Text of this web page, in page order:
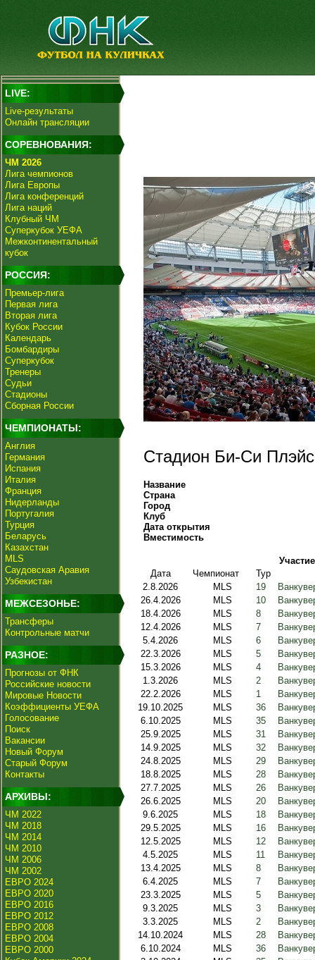
LIVE:
Live-результаты
Онлайн трансляции
СОРЕВНОВАНИЯ:
ЧМ 2026
Лига чемпионов
Лига Европы
Лига конференций
Лига наций
Клубный ЧМ
Суперкубок УЕФА
Межконтинентальный
кубок
РОССИЯ:
Премьер-лига
Первая лига
Вторая лига
Кубок России
Календарь
Бомбардиры
Суперкубок
Тренеры
Судьи
Стадионы
Сборная России
ЧЕМПИОНАТЫ:
Англия
Германия
Испания
Италия
Франция
Нидерланды
Португалия
Турция
Беларусь
Казахстан
MLS
Саудовская Аравия
Узбекистан
МЕЖСЕЗОНЬЕ:
Трансферы
Контрольные матчи
РАЗНОЕ:
Прогнозы от ФНК
Российские новости
Мировые Новости
Коэффициенты УЕФА
Голосование
Поиск
Вакансии
Новый Форум
Старый Форум
Контакты
АРХИВЫ:
ЧМ 2022
ЧМ 2018
ЧМ 2014
ЧМ 2010
ЧМ 2006
ЧМ 2002
ЕВРО 2024
ЕВРО 2020
ЕВРО 2016
ЕВРО 2012
ЕВРО 2008
ЕВРО 2004
ЕВРО 2000
Стадион Би-Си
Название
Страна
Город
Клуб
Дата открытия
Вместимость
Дата
Чемпионат
Тур
2.8.2026
MLS 19
26.4.2026
MLS 10
18.4.2026
MLS 8
12.4.2026
MLS 7
5.4.2026
MLS 6
22.3.2026
MLS 5
15.3.2026
MLS 4
1.3.2026
MLS 2
22.2.2026
MLS 1
19.10.2025
MLS 36
6.10.2025
MLS 35
25.9.2025
MLS 31
14.9.2025
MLS 32
24.8.2025
MLS 29
18.8.2025
MLS 28
27.7.2025
MLS 26
26.6.2025
MLS 20
9.6.2025
MLS 18
29.5.2025
MLS 16
12.5.2025
MLS 12
4.5.2025
MLS 11
13.4.2025
MLS 8
6.4.2025
MLS 7
23.3.2025
MLS 5
9.3.2025
MLS 3
3.3.2025
MLS 2
14.10.2024
MLS 28
6.10.2024
MLS 36